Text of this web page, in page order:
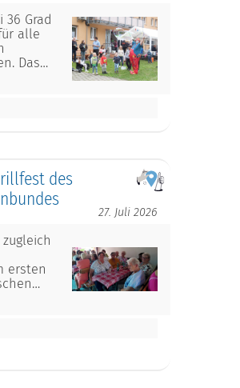
36 Grad
alle
Das…
des
27. Juli 2026
ersten